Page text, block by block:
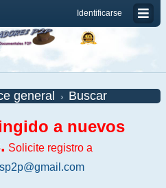
Identificarse
general Buscar
a nuevos
Solicite registro a